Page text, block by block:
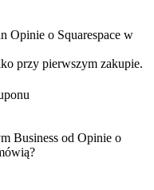
Opinie o Squarespace w
przy pierwszym zakupie.
Business od Opinie o